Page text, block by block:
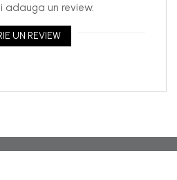
adauga un review.
UN REVIEW